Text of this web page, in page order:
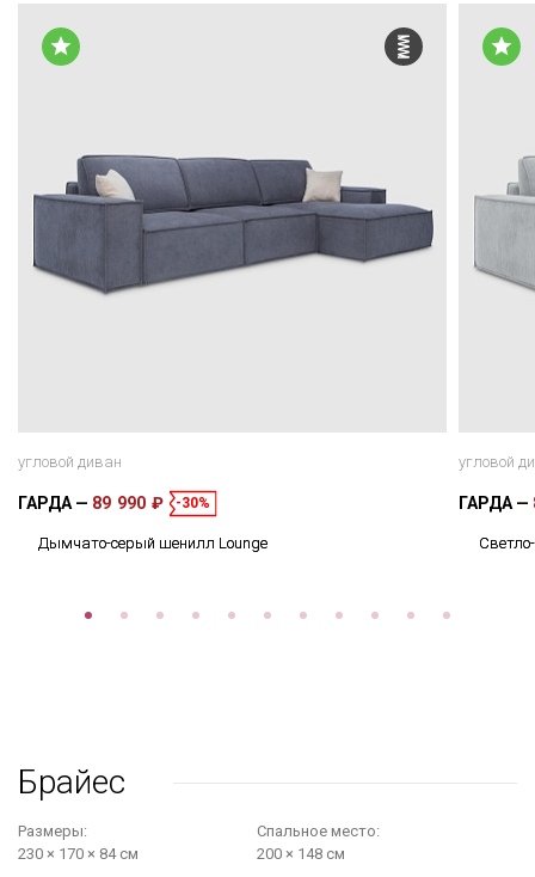
угловой диван
ГАРДА 89 990 ₽ -30%
Дымчато-серый шенилл Lounge
угловой
ГАРДА
Брайес
Размеры:
230 × 170 × 84 см
Cпальное место:
200 × 148 см